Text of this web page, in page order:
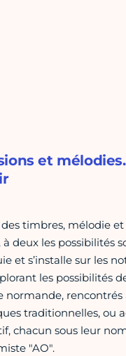
et
timbres, mélodie
deux les possibilités
et s’installe sur les
les possibilités
traditionnelles, ou
chacun sous leur
"AO".